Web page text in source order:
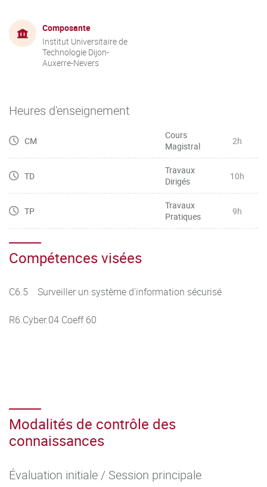
Composante
Institut Universitaire de
Technologie Dijon-
Auxerre-Nevers
Heures d'enseignement
CM
Cours
Magistral
2h
TD
Travaux
Dirigés
10h
TP
Travaux
Pratiques
9h
Compétences visées
C6.5 Surveiller un système d'information sécurisé
R6.Cyber.04 Coeff 60
Modalités de contrôle des
connaissances
Évaluation initiale / Session principale